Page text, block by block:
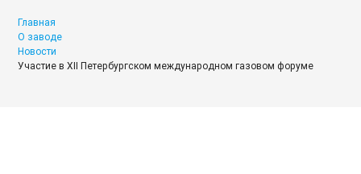
Главная
О заводе
Новости
Участие в XII Петербургском международном газовом форуме